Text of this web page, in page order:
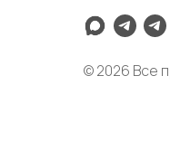
© 2026 Все